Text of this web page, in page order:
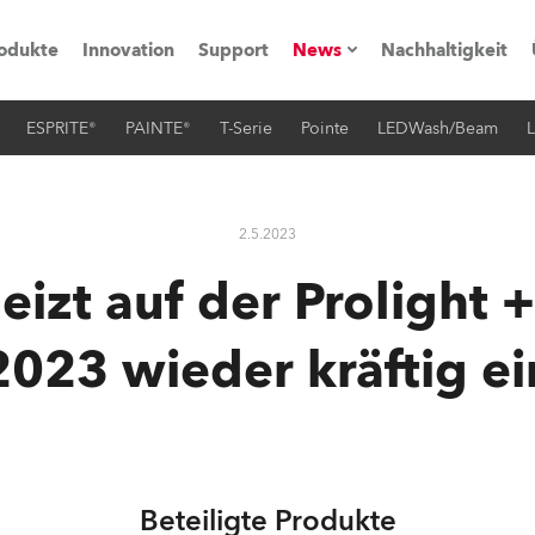
Innovation Support News
Pressemitteilungen
Nachhaltigkeit
ESPRITE® PAINTE® T-Serie Pointe LEDWash/Beam
2.5.2023
auf der Prolight
wieder kräftig
Beteiligte Produkte